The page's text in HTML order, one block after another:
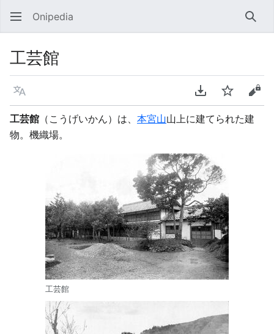
Onipedia 検索
工芸館
言語 PDFをダウンロ
ウォッチソ
工芸館 （こうげいかん）は、 本宮山山上に建てられた建
物。機織場。
工芸館